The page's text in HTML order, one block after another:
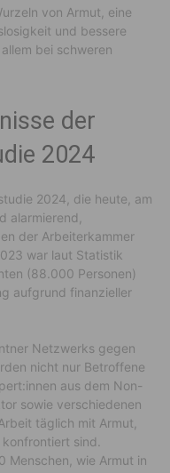
von Armut, eine
und bessere
bei schweren
der
2024
2024, die heute, am
alarmierend,
der Arbeiterkammer
war laut Statistik
(88.000 Personen)
aufgrund finanzieller
Netzwerks gegen
nicht nur Betroffene
aus dem Non-
sowie verschiedenen
täglich mit Armut,
sind.
Menschen, wie Armut in